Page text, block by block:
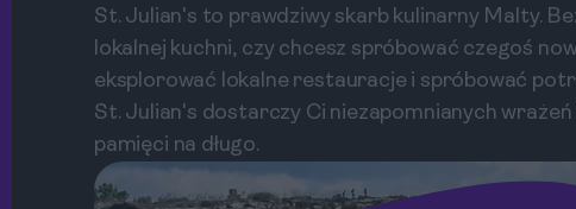
St. Julian's to prawdziwy skarb kulinarny Malty.
lokalnej kuchni, czy chcesz spróbować czegoś
eksplorować lokalne restauracje i spróbować
St. Julian's dostarczy Ci niezapomnianych
pamięci na długo.